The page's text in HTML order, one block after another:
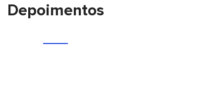
Depoimentos